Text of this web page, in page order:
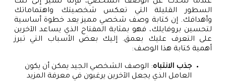
السطور القليلة التي تعكس شخصيتك واهتماماتك
وأهدافك. إن كتابة وصف شخصي مميز يعد خطوة أساسية
لتحسين بروفايلك، فهو بمثابة المفتاح الذي يساعد الآخرين
على التعرف عليك بعمق. إليك بعض الأسباب التي تبرز
أهمية كتابة هذا الوصف:
جذب الانتباه: الوصف الشخصي الجيد يمكن أن يكون
العامل الذي يجعل الآخرين يرغبون في معرفة المزيد